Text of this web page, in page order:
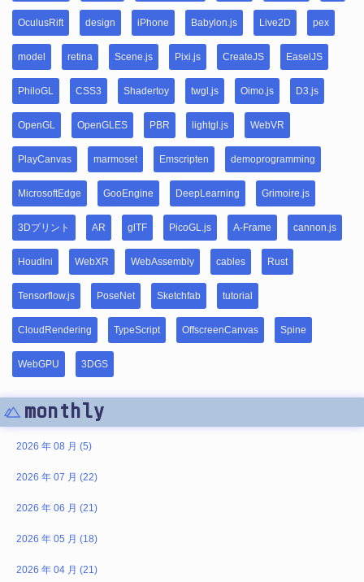
OculusRift design iPhone Babylon.js Live2D pex
model retina Scene.js Pixi.js CreateJS EaselJS
PhiloGL CSS3 Shadertoy twgl.js Oimo.js D3.js
OpenGL OpenGLES PBR lightgl.js WebVR
PlayCanvas marmoset Emscripten demoprogramming
MicrosoftEdge GooEngine DeepLearning Grimoire.js
3Dプリント AR glTF PicoGL.js A-Frame cannon.js
Houdini WebXR WebAssembly cables Rust
Tensorflow.js PoseNet Sketchfab tutorial
CloudRendering TypeScript OffscreenCanvas Spine
WebGPU 3DGS
monthly
2026 年 08 月 (5)
2026 年 07 月 (22)
2026 年 06 月 (21)
2026 年 05 月 (18)
2026 年 04 月 (21)